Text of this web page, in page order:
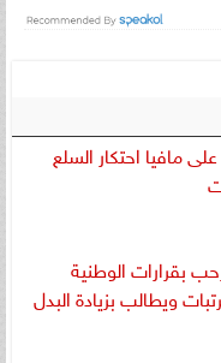
مافيا احتكار السلع
بقرارات الوطنية
ويطالب بزيادة البدل